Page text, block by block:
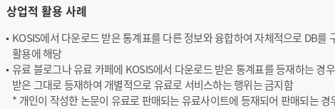
상업적 활용 사례
KOSIS에서 다운로드 받은 통계표를 다른 정보와 융합하여 자체적으로 DB를
활용에 해당
유료 블로그나 유료 카페에 KOSIS에서 다운로드 받은 통계표를 등재하는 경
받은 그대로 등재하여 개별적으로 유료로 서비스하는 행위는 금지함
* 개인이 작성한 논문이 유료로 판매되는 유료사이트에 등재되어 판매되는